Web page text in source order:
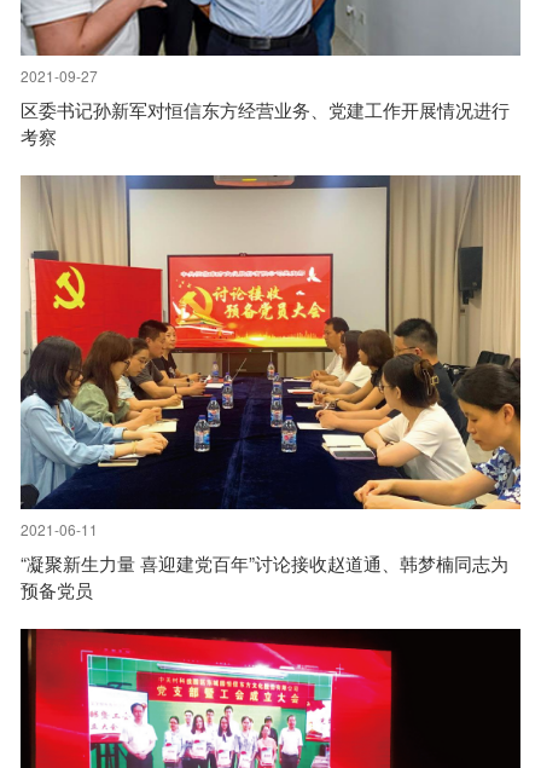
2021-09-27
区委书记孙新军对恒信东方经营业务、党建工作开展情况进行
考察
2021-06-11
“凝聚新生力量 喜迎建党百年”讨论接收赵道通、韩梦楠同志为
预备党员